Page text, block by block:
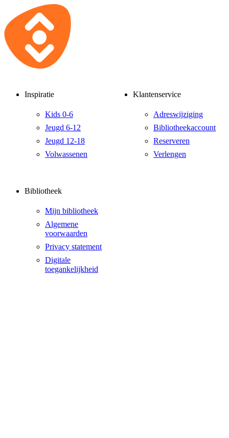
Inspiratie
Kids 0-6
Jeugd 6-12
Jeugd 12-18
Volwassenen
Klantenservice
Adreswijziging
Bibliotheekaccount
Reserveren
Verlengen
Bibliotheek
Mijn bibliotheek
Algemene
voorwaarden
Privacy statement
Digitale
toegankelijkheid